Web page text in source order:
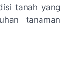
tanah yang
tanaman